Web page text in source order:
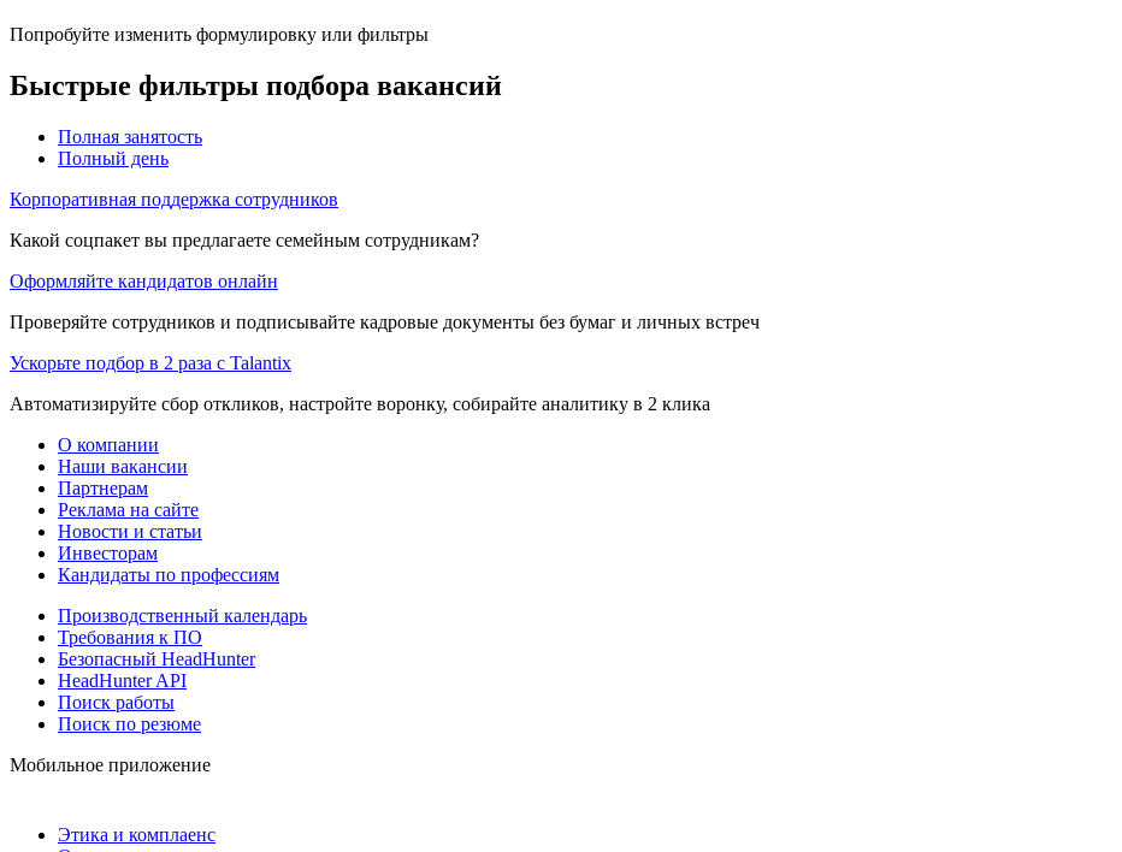
Попробуйте изменить формулировку или фильтры
Быстрые фильтры подбора вакансий
Полная занятость
Полный день
Корпоративная поддержка сотрудников
Какой соцпакет вы предлагаете семейным сотрудникам?
Оформляйте кандидатов онлайн
Проверяйте сотрудников и подписывайте кадровые документы без бумаг и личных встреч
Ускорьте подбор в 2 раза с Talantix
Автоматизируйте сбор откликов, настройте воронку, собирайте аналитику в 2 клика
О компании
Наши вакансии
Партнерам
Реклама на сайте
Новости и статьи
Инвесторам
Кандидаты по профессиям
Производственный календарь
Требования к ПО
Безопасный HeadHunter
HeadHunter API
Поиск работы
Поиск по резюме
Мобильное приложение
Этика и комплаенс